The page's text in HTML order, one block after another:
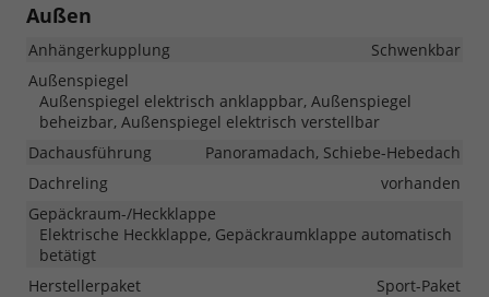
Außen
Anhängerkupplung
Schwenkbar
Außenspiegel
Außenspiegel elektrisch anklappbar, Außenspiegel
beheizbar, Außenspiegel elektrisch verstellbar
Dachausführung
Panoramadach, Schiebe-Hebedach
Dachreling
vorhanden
Gepäckraum-/Heckklappe
Elektrische Heckklappe, Gepäckraumklappe automatisch
betätigt
Herstellerpaket
Sport-Paket